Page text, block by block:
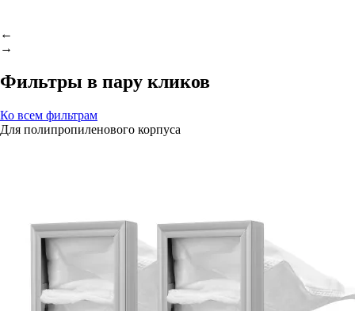
←
→
Фильтры в пару кликов
Ко всем фильтрам
Для полипропиленового корпуса